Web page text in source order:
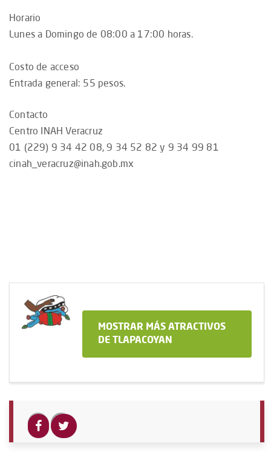
Horario
Lunes a Domingo de 08:00 a 17:00 horas.
Costo de acceso
Entrada general: 55 pesos.
Contacto
Centro INAH Veracruz
01 (229) 9 34 42 08, 9 34 52 82 y 9 34 99 81
cinah_veracruz@inah.gob.mx
MOSTRAR MÁS ATRACTIVOS
DE TLAPACOYAN